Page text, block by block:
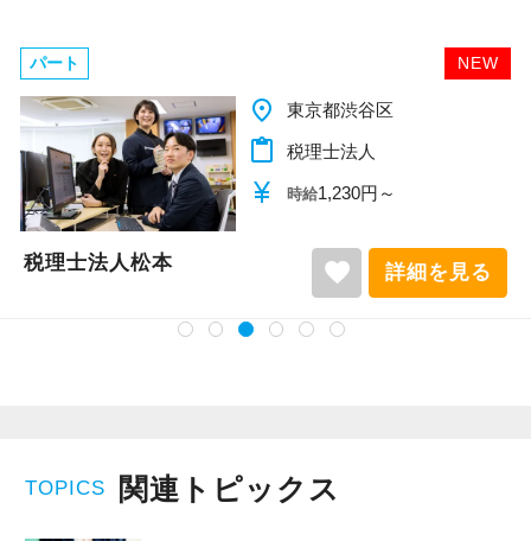
NEW
パート
place 千葉県柏市
content_paste 税理士法人
currency_yen 時給1,140円～
税理士法人松本 favorite 詳細を見る
TOPICS 関連トピックス